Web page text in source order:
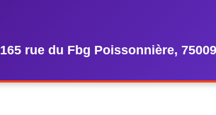
165 rue du Fbg Poissonnière,